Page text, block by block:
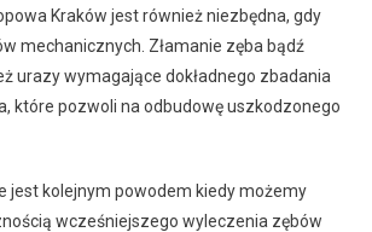
Kraków jest również niezbędna, gdy
mechanicznych. Złamanie zęba bądź
urazy wymagające dokładnego zbadania
które pozwoli na odbudowę uszkodzonego
jest kolejnym powodem kiedy możemy
wcześniejszego wyleczenia zębów